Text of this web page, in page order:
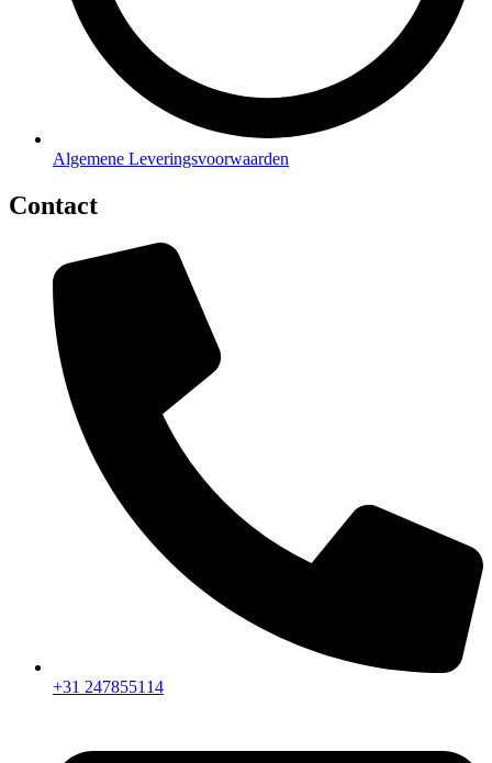
Algemene Leveringsvoorwaarden
Contact
+31 247855114